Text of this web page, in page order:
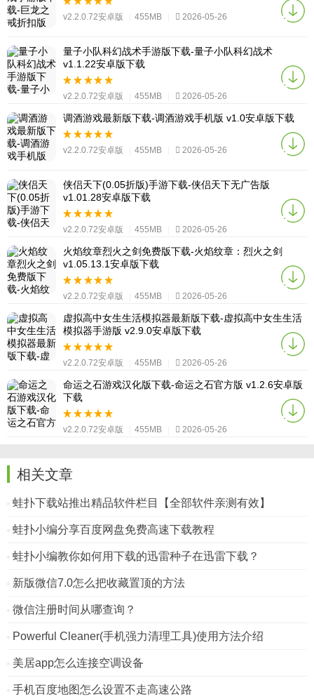
v2.2.0.72安卓版 455MB 2026-05-26
量子小队科幻战术手游版下载-量子小队科幻战术
v1.1.22安卓版下载
v2.2.0.72安卓版 455MB 2026-05-26
调酒游戏最新版下载-调酒游戏手机版 v1.0安卓版下载
v2.2.0.72安卓版 455MB 2026-05-26
侠侣天下(0.05折版)手游下载-侠侣天下无广告版
v1.01.28安卓版下载
v2.2.0.72安卓版 455MB 2026-05-26
火焰纹章烈火之剑免费版下载-火焰纹章：烈火之剑
v1.05.13.1安卓版下载
v2.2.0.72安卓版 455MB 2026-05-26
虚拟高中女生生活模拟器最新版下载-虚拟高中女生生活
模拟器手游版 v2.9.0安卓版下载
v2.2.0.72安卓版 455MB 2026-05-26
命运之石游戏汉化版下载-命运之石官方版 v1.2.6安卓版
下载
v2.2.0.72安卓版 455MB 2026-05-26
相关文章
蛙扑下载站推出精品软件栏目【全部软件亲测有效】
蛙扑小编分享百度网盘免费高速下载教程
蛙扑小编教你如何用下载的迅雷种子在迅雷下载？
新版微信7.0怎么把收藏置顶的方法
微信注册时间从哪查询？
Powerful Cleaner(手机强力清理工具)使用方法介绍
美居app怎么连接空调设备
手机百度地图怎么设置不走高速公路